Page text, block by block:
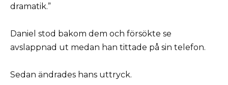
dramatik.”
Daniel stod bakom dem och försökte se
avslappnad ut medan han tittade på sin telefon.
Sedan ändrades hans uttryck.